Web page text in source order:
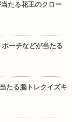
たる花王のクロー
ーチなどが当たる
たる脳トレクイズキ